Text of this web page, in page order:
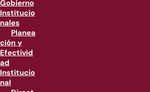
Gobierno
Institucio
nales
Planea
ción y
Efectivid
ad
Institucio
nal